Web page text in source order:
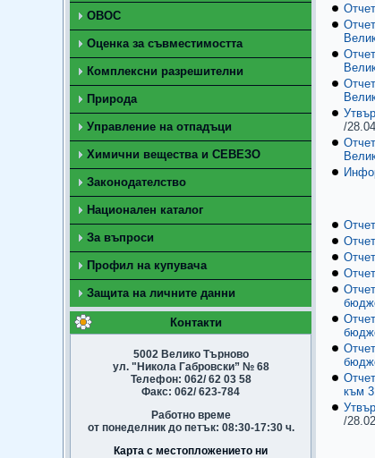
ОВОС
Оценка за съвместимостта
Комплексни разрешителни
Природа
Управление на отпадъци
Химични вещества и СЕВЕЗО
Законодателство
Национален каталог
За въпроси
Профил на купувача
Защита на личните данни
Контакти
5002 Велико Търново
ул. "Никола Габровски” № 68
Телефон: 062/ 62 03 58
Факс: 062/ 623-784
Работно време
от понеделник до петък: 08:30-17:30 ч.
Карта с местопложението ни
/
към
/